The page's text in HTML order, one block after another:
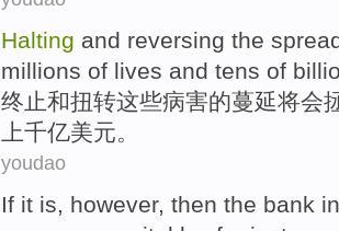
Halting and reversing the
millions of lives and tens of
终止和扭转这些病害的蔓延将会
上千亿美元。
youdao
If it is, however, then the bank